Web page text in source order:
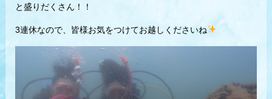
と盛りだくさん！！
3連休なので、皆様お気をつけてお越しくださいね